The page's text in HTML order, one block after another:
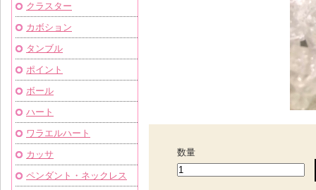
数量
クラスター
カボション
タンブル
ポイント
ボール
ハート
ワラエルハート
カッサ
ペンダント・ネックレス